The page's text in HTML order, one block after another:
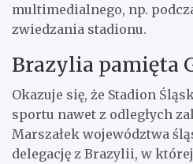
multimedialnego, np.
zwiedzania stadionu.
Brazylia pamięta
Okazuje się, że Stadion
sportu nawet z odległych
Marszałek województwa
delegację z Brazylii, w